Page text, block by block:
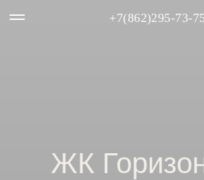
+7(862)295-73-75
ЖК